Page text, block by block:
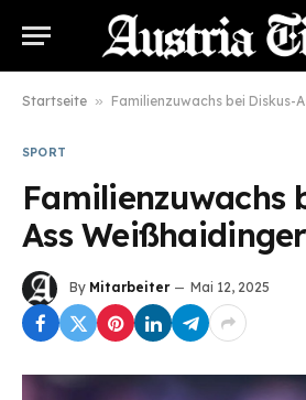
Startseite » Familienzuwachs bei Diskus-
SPORT
Familienzuwachs
Ass Weißhaidinger
By Mitarbeiter Mai 12, 2025